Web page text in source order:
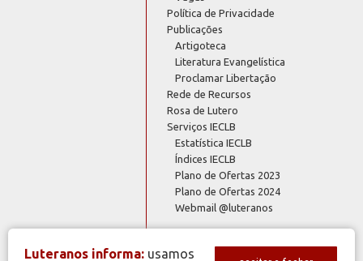
Política de Privacidade
Publicações
Artigoteca
Literatura Evangelística
Proclamar Libertação
Rede de Recursos
Rosa de Lutero
Serviços IECLB
Estatística IECLB
Índices IECLB
Plano de Ofertas 2023
Plano de Ofertas 2024
Webmail @luteranos
Luteranos informa: usamos